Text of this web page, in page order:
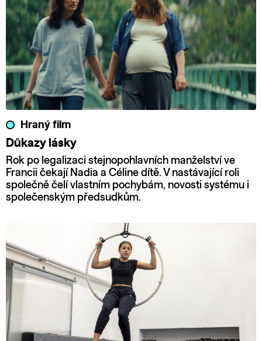
Hraný film
Důkazy lásky
Rok po legalizaci stejnopohlavních manželství ve
Francii čekají Nadia a Céline dítě. V nastávající roli
společně čelí vlastním pochybám, novosti systému i
společenským předsudkům.